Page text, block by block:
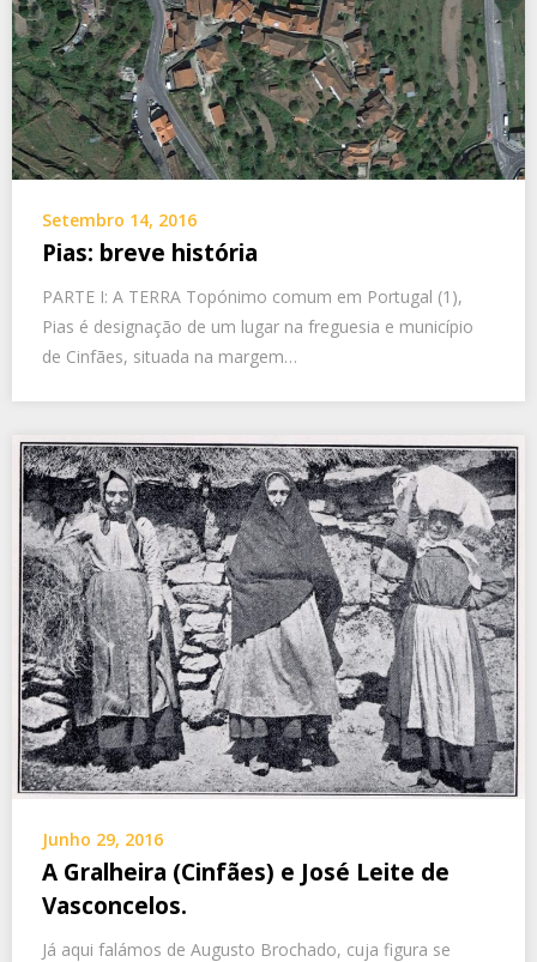
Setembro 14, 2016
Pias: breve história
PARTE I: A TERRA Topónimo comum em Portugal (1),
Pias é designação de um lugar na freguesia e município
de Cinfães, situada na margem…
Junho 29, 2016
A Gralheira (Cinfães) e José Leite de
Vasconcelos.
Já aqui falámos de Augusto Brochado, cuja figura se